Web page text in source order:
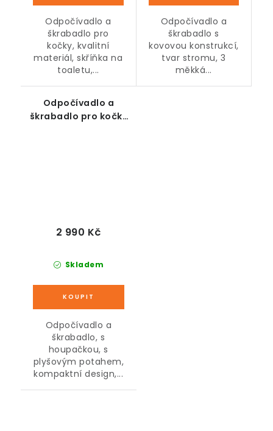
Odpočívadlo a
škrabadlo pro
kočky, kvalitní
materiál, skříňka na
toaletu,...
Odpočívadlo a
škrabadlo s
kovovou konstrukcí,
tvar stromu, 3
měkká...
Odpočívadlo a
škrabadlo pro kočky
Skladem
2 990 Kč
Odpočívadlo a
škrabadlo, s
houpačkou, s
plyšovým potahem,
kompaktní design,...